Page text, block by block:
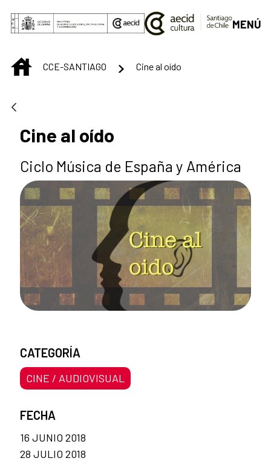
Saltar al contenido principal
MENÚ
INICIOCCE-SANTIAGO Cine al oído
Cine al oído
Ciclo Música de España y América
CATEGORÍA
CINE / AUDIOVISUAL
FECHA
16 JUNIO 2018
28 JULIO 2018